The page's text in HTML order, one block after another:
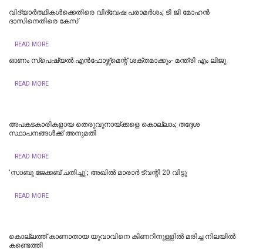
വിദ്യാര്‍ത്ഥികള്‍ക്കെതിരെ വിദ്വേഷ പരാമര്‍ശം; ടി ജി മോഹന്‍
ദാസിനെതിരെ കേസ്
READ MORE
ഓണം സ്‌പെഷ്യൽ എൻഫോഴ്സ്മെന്റ് ശക്തമാക്കും- മന്ത്രി എം ലിജു
READ MORE
അപകടകാരികളായ തെരുവുനായ്ക്കളെ കൊല്ലാം; തദ്ദേശ
സ്ഥാപനങ്ങൾക്ക് അനുമതി
READ MORE
'സാബു ജേക്കബ് ചതിച്ചു'; അഖിൽ മാരാർ ട്വന്റി 20 വിട്ടു
READ MORE
കൊല്ലത്ത് കാണാതായ യുവാവിനെ കിണറിനുള്ളിൽ മരിച്ച നിലയിൽ
കണ്ടെത്തി